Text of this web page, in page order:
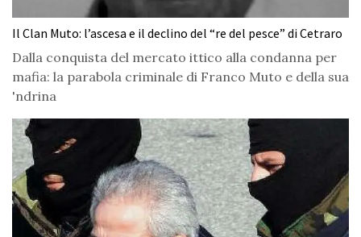
Il Clan Muto: l’ascesa e il declino del “re del pesce” di Cetraro
Dalla conquista del mercato ittico alla condanna per
mafia: la parabola criminale di Franco Muto e della sua
'ndrina